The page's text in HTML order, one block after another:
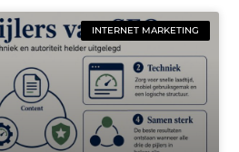
INTERNET MARKETING